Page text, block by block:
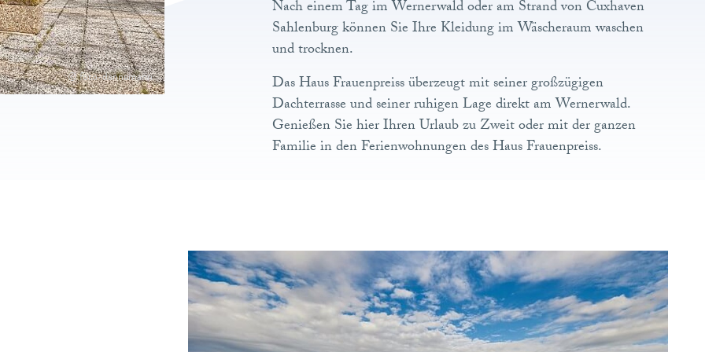
Nach einem Tag im Wernerwald oder am Strand von Cuxhaven
Sahlenburg können Sie Ihre Kleidung im Wäscheraum waschen
und trocknen.
Das Haus Frauenpreiss überzeugt mit seiner großzügigen
Dachterrasse und seiner ruhigen Lage direkt am Wernerwald.
Genießen Sie hier Ihren Urlaub zu Zweit oder mit der ganzen
Familie in den Ferienwohnungen des Haus Frauenpreiss.
© foto-dannemann